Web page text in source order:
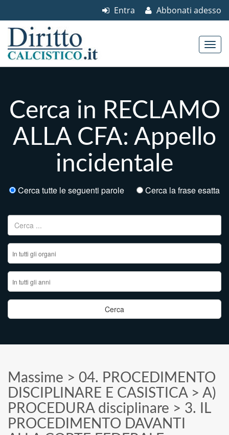
Abbonati adesso
Entra
Cerca in RECLAMO
ALLA CFA: Appello
incidentale
Cerca tutte le seguenti parole Cerca la frase esatta
Ricerca per:
Massime > 04. PROCEDIMENTO
DISCIPLINARE E CASISTICA> A)
PROCEDURA disciplinare > 3. IL
PROCEDIMENTO DAVANTI